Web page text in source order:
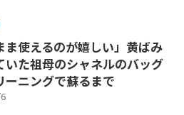
ま使えるのが嬉しい」黄ばみ
いた祖母のシャネルのバッグ
ーニングで蘇るまで